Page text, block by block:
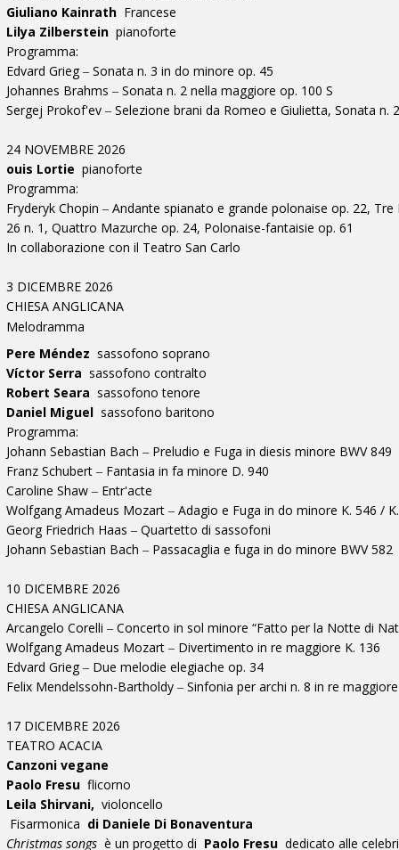
Giuliano Kainrath Francese
Lilya Zilberstein pianoforte
Programma:
Edvard Grieg ‒ Sonata n. 3 in do minore op. 45
Johannes Brahms ‒ Sonata n. 2 nella maggiore op. 100 S
Sergej Prokof'ev ‒ Selezione brani da Romeo e Giulietta, Sonata n.
24 NOVEMBRE 2026
ouis Lortie pianoforte
Programma:
Fryderyk Chopin ‒ Andante spianato e grande polonaise op. 22,
26 n. 1, Quattro Mazurche op. 24, Polonaise-fantaisie op. 61
In collaborazione con il Teatro San Carlo
3 DICEMBRE 2026
CHIESA ANGLICANA
Melodramma
Pere Méndez sassofono soprano
Víctor Serra sassofono contralto
Robert Seara sassofono tenore
Daniel Miguel sassofono baritono
Programma:
Johann Sebastian Bach ‒ Preludio e Fuga in diesis minore BWV 849
Franz Schubert ‒ Fantasia in fa minore D. 940
Caroline Shaw ‒ Entr'acte
Wolfgang Amadeus Mozart ‒ Adagio e Fuga in do minore K. 546 /
Georg Friedrich Haas ‒ Quartetto di sassofoni
Johann Sebastian Bach ‒ Passacaglia e fuga in do minore BWV 582
10 DICEMBRE 2026
CHIESA ANGLICANA
Arcangelo Corelli ‒ Concerto in sol minore “Fatto per la Notte di
Wolfgang Amadeus Mozart ‒ Divertimento in re maggiore K. 136
Edvard Grieg ‒ Due melodie elegiache op. 34
Felix Mendelssohn-Bartholdy ‒ Sinfonia per archi n. 8 in re maggiore
17 DICEMBRE 2026
TEATRO ACACIA
Canzoni vegane
Paolo Fresu flicorno
Leila Shirvani, violoncello
Fisarmonica di Daniele Di Bonaventura
Christmas songs è un progetto di Paolo Fresu dedicato alle